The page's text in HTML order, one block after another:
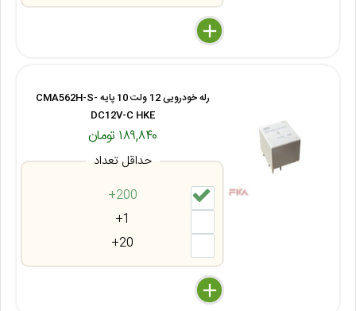
delete
remove
add
رله خودرویی 12 ولت 10 پایه CMA562H-S-
DC12V-C HKE
۱۸۹,۸۴۰ تومان
حداقل تعداد
200+
1+
20+
delete
remove
add